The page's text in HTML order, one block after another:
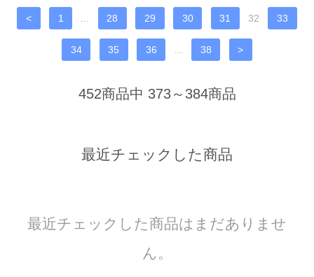
< 1 28 29 30 31 32 33
34 35 36 38 >
452商品中 373～384商品
最近チェックした商品
最近チェックした商品はまだありませ
ん。